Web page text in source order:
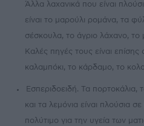
Άλλα λαχανικά που είναι
είναι το μαρούλι ρομάνα, τα
σέσκουλα, το άγριο λάχανο, το
Καλές πηγές τους είναι
καλαμπόκι, το κάρδαμο, το
Εσπεριδοειδή. Τα πορτοκάλια,
και τα λεμόνια είναι πλούσια
πολύτιμο για την υγεία των